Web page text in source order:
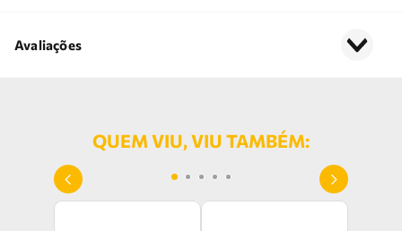
Avaliações
QUEM VIU, VIU TAMBÉM: